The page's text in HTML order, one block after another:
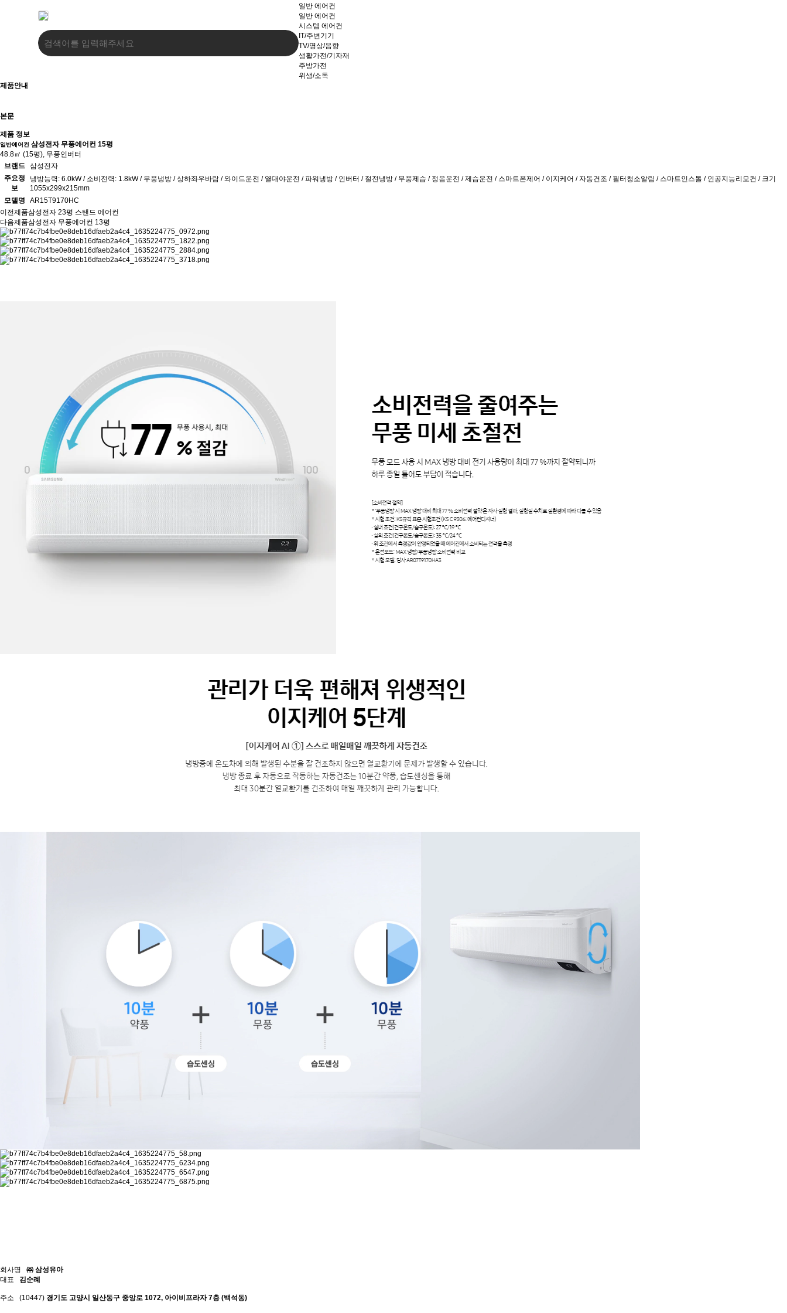
일반 에어컨
일반 에어컨
시스템 에어컨
IT/주변기기
TV/영상/음향
생활가전/기자재
주방가전
위생/소독
제품안내
본문
제품 정보
일반에어컨 삼성전자 무풍에어컨 15평
48.8㎡ (15평), 무풍인버터
브랜드 삼성전자
주요정
보
냉방능력: 6.0kW / 소비전력: 1.8kW / 무풍냉방 / 상하좌우바람 / 와이드운전 / 열대야운전 / 파워냉방 / 인버터 / 절전냉방 / 무풍제습 / 정음운전 / 제습운전 / 스마트폰제어 / 이지케어 / 자동건조 / 필터청소알림 / 스마트인스톨 / 인공지능리모컨 / 크기
1055x299x215mm
모델명
AR15T9170HC
이전제품삼성전자 23평 스탠드 에어컨
다음제품삼성전자 무풍에어컨 13평
회사명 ㈜ 삼성유아
대표 김순례
주소 (10447) 경기도 고양시 일산동구 중앙로 1072, 아이비프라자 7층 (백석동)